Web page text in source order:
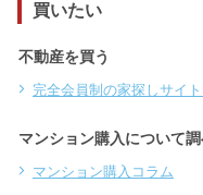
買いたい
不動産を買う
完全会員制の家探しサイト
マンション購入について
マンション購入コラム